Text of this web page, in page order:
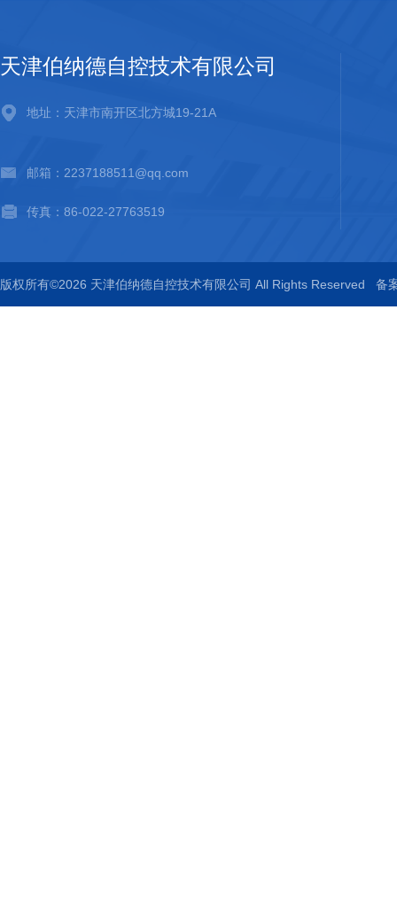
天津伯纳德自控技术有限公司
地址：天津市南开区北方城19-21A
邮箱：2237188511@qq.com
传真：86-022-27763519
版权所有©2026 天津伯纳德自控技术有限公司 All Rights Reserved 备